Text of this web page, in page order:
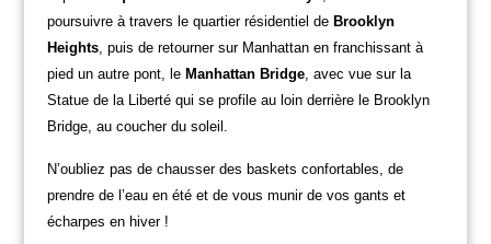
poursuivre à travers le quartier résidentiel de Brooklyn
Heights, puis de retourner sur Manhattan en franchissant à
pied un autre pont, le Manhattan Bridge, avec vue sur la
Statue de la Liberté qui se profile au loin derrière le Brooklyn
Bridge, au coucher du soleil.
N’oubliez pas de chausser des baskets confortables, de
prendre de l’eau en été et de vous munir de vos gants et
écharpes en hiver !